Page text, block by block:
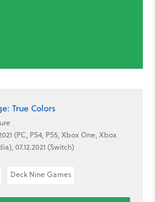
True Colors
(PC, PS4, PS5, Xbox One, Xbox
07.12.2021 (Switch)
Deck Nine Games